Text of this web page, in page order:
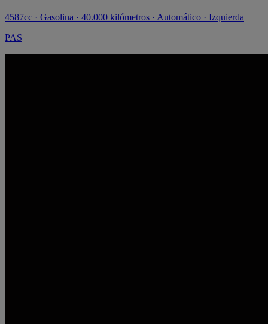
4587cc · Gasolina · 40.000 kilómetros · Automático · Izquierda
PAS